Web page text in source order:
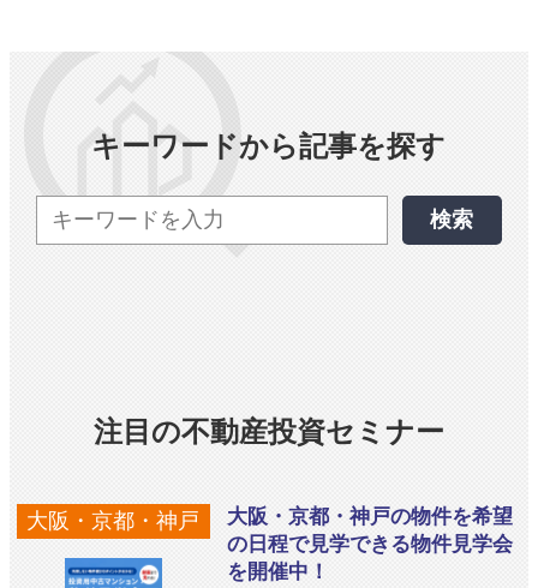
キーワードから記事を探す
検索
注目の不動産投資セミナー
大阪・京都・神戸
大阪・京都・神戸の物件を希望
の日程で見学できる物件見学会
を開催中！